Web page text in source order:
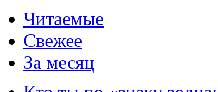
Читаемые
Свежее
За месяц